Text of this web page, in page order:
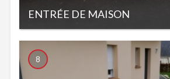
ENTRÉE DE MAISON
8